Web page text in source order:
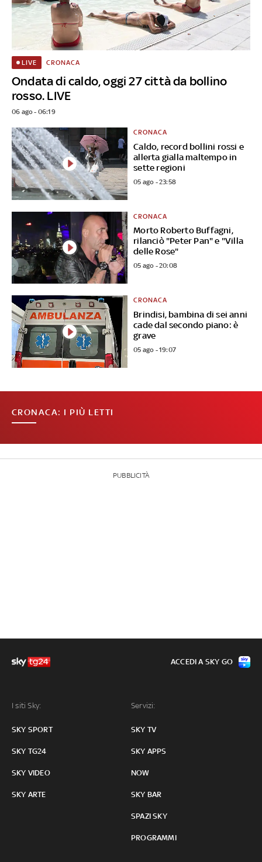
Ondata di caldo, oggi 27 città da bollino
rosso. LIVE
LIVE CRONACA
06 ago - 06:19
Caldo, record bollini rossi e
allerta gialla maltempo in
sette regioni
CRONACA
05 ago - 23:58
Morto Roberto Buffagni,
rilanciò "Peter Pan" e "Villa
delle Rose"
CRONACA
05 ago - 20:08
Brindisi, bambina di sei anni
cade dal secondo piano: è
grave
CRONACA
05 ago - 19:07
CRONACA: I PIÙ LETTI
PUBBLICITÀ
I siti Sky:
SKY SPORT
SKY TG24
SKY VIDEO
SKY ARTE
Servizi:
SKY TV
SKY APPS
NOW
SKY BAR
SPAZI SKY
PROGRAMMI
ACCEDI A SKY GO